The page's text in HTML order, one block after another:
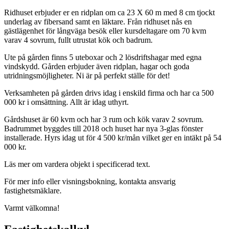
Ridhuset erbjuder er en ridplan om ca 23 X 60 m med 8 cm tjockt
underlag av fibersand samt en läktare. Från ridhuset nås en
gästlägenhet för långväga besök eller kursdeltagare om 70 kvm
varav 4 sovrum, fullt utrustat kök och badrum.
Ute på gården finns 5 uteboxar och 2 lösdriftshagar med egna
vindskydd. Gården erbjuder även ridplan, hagar och goda
utridningsmöjligheter. Ni är på perfekt ställe för det!
Verksamheten på gården drivs idag i enskild firma och har ca 500
000 kr i omsättning. Allt är idag uthyrt.
Gårdshuset är 60 kvm och har 3 rum och kök varav 2 sovrum.
Badrummet byggdes till 2018 och huset har nya 3-glas fönster
installerade. Hyrs idag ut för 4 500 kr/mån vilket ger en intäkt på 54
000 kr.
Läs mer om vardera objekt i specificerad text.
För mer info eller visningsbokning, kontakta ansvarig
fastighetsmäklare.
Varmt välkomna!